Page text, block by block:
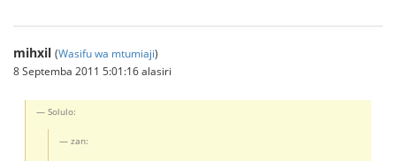
mihxil (Wasifu wa mtumiaji)
8 Septemba 2011 5:01:16 alasiri
Solulo:
zan: